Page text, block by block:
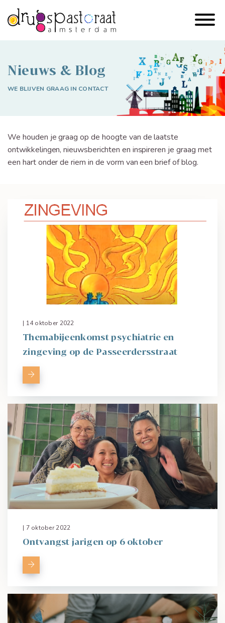
Nieuws & Blog
WE BLIJVEN GRAAG IN CONTACT
We houden je graag op de hoogte van de laatste
ontwikkelingen, nieuwsberichten en inspireren je graag met
een hart onder de riem in de vorm van een brief of blog.
| 14 oktober 2022
Themabijeenkomst psychiatrie en
zingeving op de Passeerdersstraat
| 7 oktober 2022
Ontvangst jarigen op 6 oktober